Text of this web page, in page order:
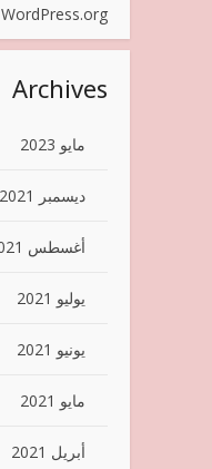
WordPress.org
Archives
مايو 2023
ديسمبر 2021
أغسطس 2021
يوليو 2021
يونيو 2021
مايو 2021
أبريل 2021